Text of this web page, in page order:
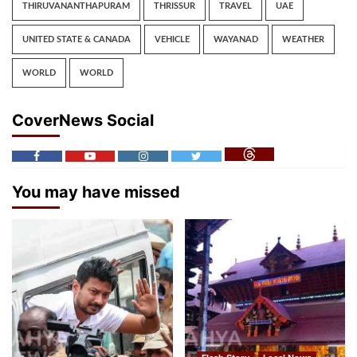
THIRUVANANTHAPURAM THRISSUR TRAVEL UAE
UNITED STATE & CANADA VEHICLE WAYANAD WEATHER
WORLD WORLD
CoverNews Social
You may have missed